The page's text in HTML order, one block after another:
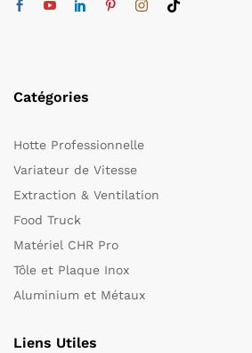
Catégories
Hotte Professionnelle
Variateur de Vitesse
Extraction & Ventilation
Food Truck
Matériel CHR Pro
Tôle et Plaque Inox
Aluminium et Métaux
Liens Utiles